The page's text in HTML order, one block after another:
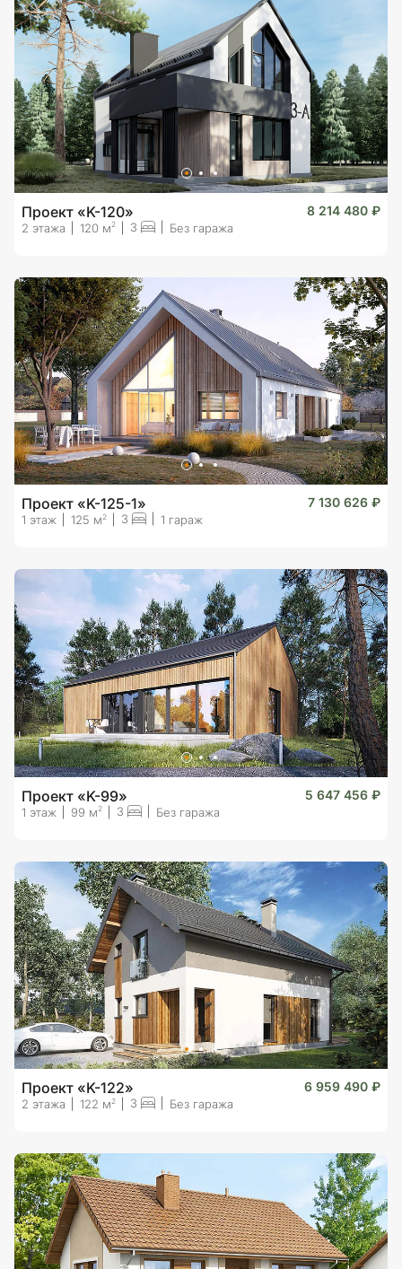
Проект «K-120» 8 214 480 ₽
2 этажа 120 м2 3 Без гаража
Проект «K-125-1» 7 130 626 ₽
1 этаж 125 м 2 3 1 гараж
Проект «K-99» 5 647 456 ₽
1 этаж 99 м2 3 Без гаража
Проект «K-122» 6 959 490 ₽
2 этажа 122 м 2 3 Без гаража